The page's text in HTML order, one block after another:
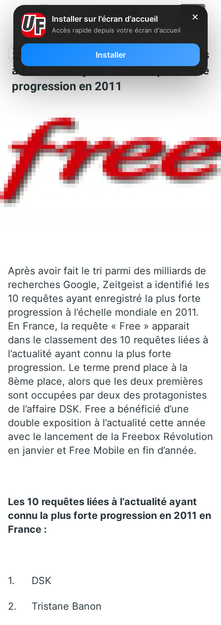
« Free », parmi les 10 requêtes liées
à l’actualité ayant connu la plus forte
progression en 2011
Après avoir fait le tri parmi des milliards de
recherches Google, Zeitgeist a identifié les
10 requêtes ayant enregistré la plus forte
progression à l’échelle mondiale en 2011.
En France, la requête « Free » apparait
dans le classement des 10 requêtes liées à
l’actualité ayant connu la plus forte
progression. Le terme prend place à la
8ème place, alors que les deux premières
sont occupées par deux des protagonistes
de l’affaire DSK. Free a bénéficié d’une
double exposition à l’actualité cette année
avec le lancement de la Freebox Révolution
en janvier et Free Mobile en fin d’année.
Les 10 requêtes liées à l’actualité ayant
connu la plus forte progression en 2011 en
France :
1. DSK
2. Tristane Banon
✕
Installer sur l'écran d'accueil
Accès rapide depuis votre écran d'accueil
Installer